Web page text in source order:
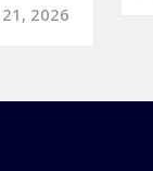
21, 2026